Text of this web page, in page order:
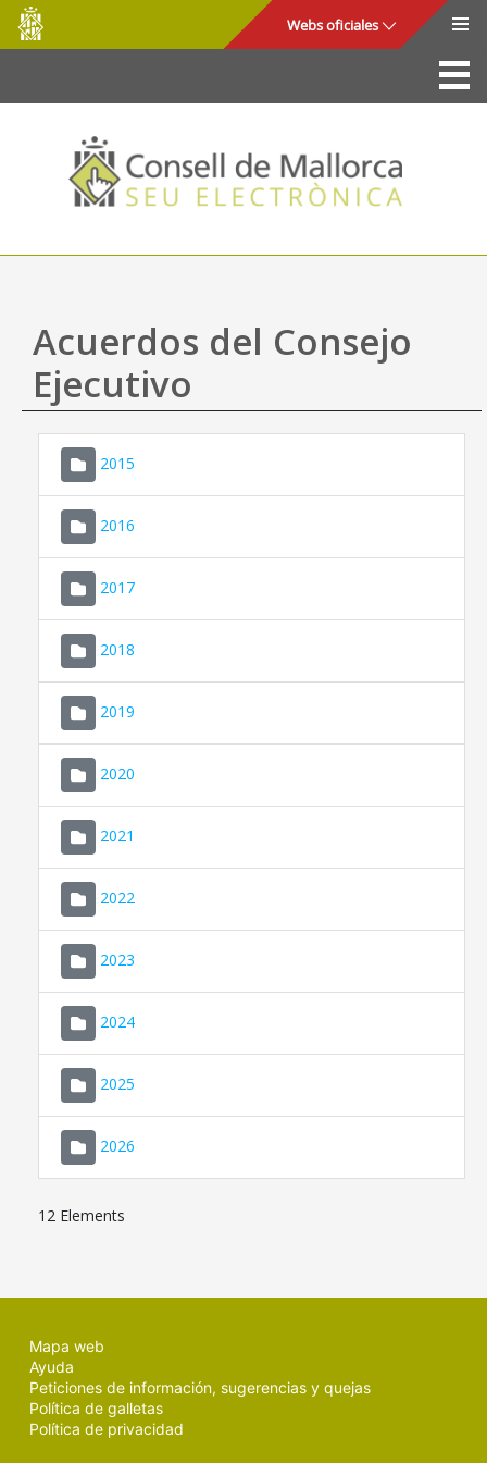
Saltar al contenido principal
Consell
de
Mallorca
Webs oficiales
La Sede
Consejo de Mallorca
Acceso y seguridad
Utilidades
Mapa web
Ayuda
Acuerdos del Consejo
Ejecutivo
2015
2016
2017
2018
2019
2020
2021
2022
2023
2024
2025
2026
12 Elements
Mapa web
Ayuda
Peticiones de información, sugerencias y quejas
Política de galletas
Política de privacidad